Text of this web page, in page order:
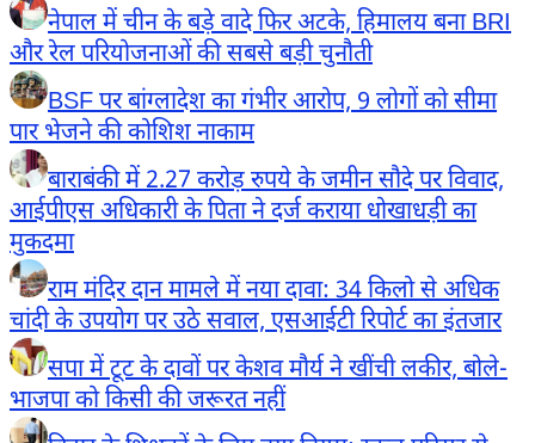
नेपाल में चीन के बड़े वादे फिर अटके, हिमालय बना BRI
और रेल परियोजनाओं की सबसे बड़ी चुनौती
BSF पर बांग्लादेश का गंभीर आरोप, 9 लोगों को सीमा
पार भेजने की कोशिश नाकाम
बाराबंकी में 2.27 करोड़ रुपये के जमीन सौदे पर विवाद,
आईपीएस अधिकारी के पिता ने दर्ज कराया धोखाधड़ी का
मुकदमा
राम मंदिर दान मामले में नया दावा: 34 किलो से अधिक
चांदी के उपयोग पर उठे सवाल, एसआईटी रिपोर्ट का इंतजार
सपा में टूट के दावों पर केशव मौर्य ने खींची लकीर, बोले-
भाजपा को किसी की जरूरत नहीं